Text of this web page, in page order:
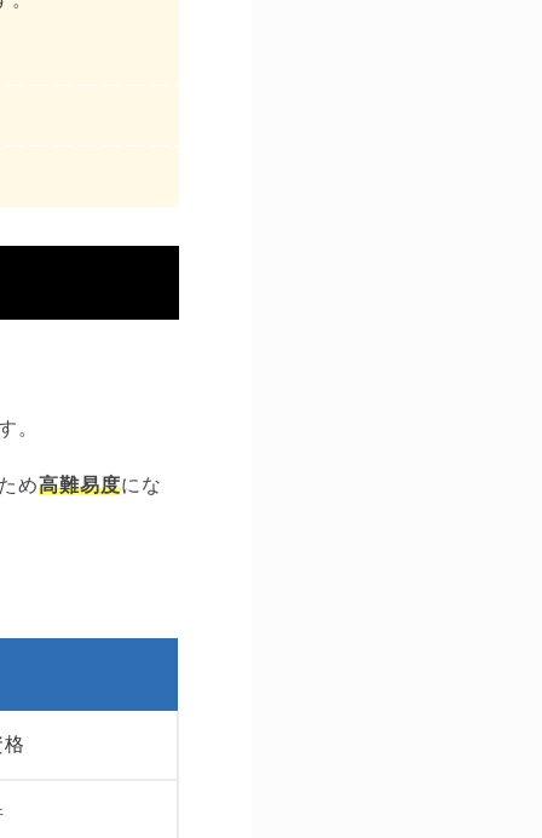
。
め高難易度にな